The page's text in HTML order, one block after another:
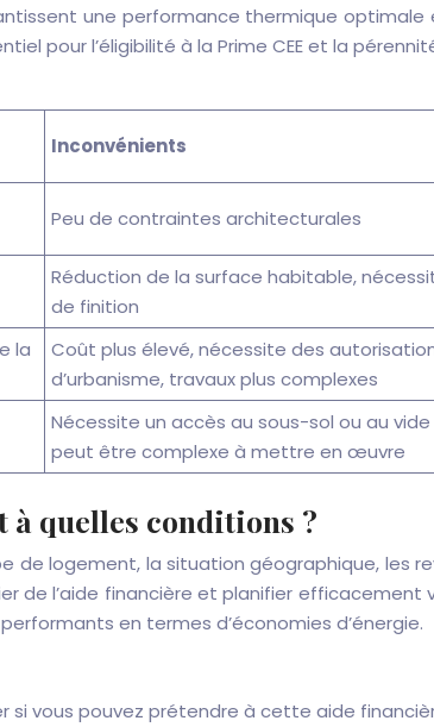
une performance thermique
pour l’éligibilité à la Prime CEE et la
Inconvénients
Peu de contraintes architecturales
Réduction de la surface habitable,
de finition
la
Coût plus élevé, nécessite des
d’urbanisme, travaux plus complexes
Nécessite un accès au sous-sol ou au
peut être complexe à mettre en œuvre
quelles conditions ?
de logement, la situation géographique, les
l’aide financière et planifier efficacement
en termes d’économies d’énergie.
si vous pouvez prétendre à cette aide